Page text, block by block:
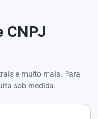
e muito mais. Para
sob medida.